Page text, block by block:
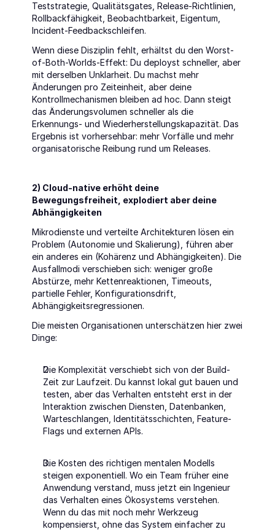
Teststrategie, Qualitätsgates, Release-Richtlinien,
Rollbackfähigkeit, Beobachtbarkeit, Eigentum,
Incident-Feedbackschleifen.
Wenn diese Disziplin fehlt, erhältst du den Worst-
of-Both-Worlds-Effekt: Du deployst schneller, aber
mit derselben Unklarheit. Du machst mehr
Änderungen pro Zeiteinheit, aber deine
Kontrollmechanismen bleiben ad hoc. Dann steigt
das Änderungsvolumen schneller als die
Erkennungs- und Wiederherstellungskapazität. Das
Ergebnis ist vorhersehbar: mehr Vorfälle und mehr
organisatorische Reibung rund um Releases.
2) Cloud-native erhöht deine
Bewegungsfreiheit, explodiert aber deine
Abhängigkeiten
Mikrodienste und verteilte Architekturen lösen ein
Problem (Autonomie und Skalierung), führen aber
ein anderes ein (Kohärenz und Abhängigkeiten). Die
Ausfallmodi verschieben sich: weniger große
Abstürze, mehr Kettenreaktionen, Timeouts,
partielle Fehler, Konfigurationsdrift,
Abhängigkeitsregressionen.
Die meisten Organisationen unterschätzen hier zwei
Dinge:
Die Komplexität verschiebt sich von der Build-
Zeit zur Laufzeit. Du kannst lokal gut bauen und
testen, aber das Verhalten entsteht erst in der
Interaktion zwischen Diensten, Datenbanken,
Warteschlangen, Identitätsschichten, Feature-
Flags und externen APIs.
Die Kosten des richtigen mentalen Modells
steigen exponentiell. Wo ein Team früher eine
Anwendung verstand, muss jetzt ein Ingenieur
das Verhalten eines Ökosystems verstehen.
Wenn du das mit noch mehr Werkzeug
kompensierst, ohne das System einfacher zu